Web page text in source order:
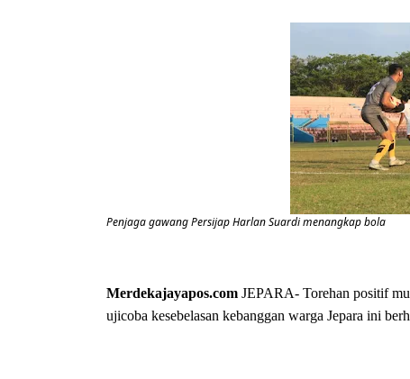
Penjaga gawang Persijap Harlan Suardi menangkap bola
Merdekajayapos.com JEPARA- Torehan positif
ujicoba kesebelasan kebanggan warga Jepara ini